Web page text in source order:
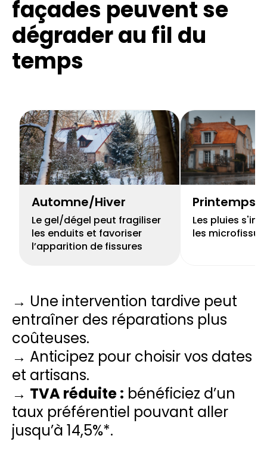
façades peuvent se
dégrader au fil du
temps
Automne/Hiver
Le gel/dégel peut fragiliser
les enduits et favoriser
l’apparition de fissures
Printemps
Les pluies
les
→ Une intervention tardive peut
entraîner des réparations plus
coûteuses.
→ Anticipez pour choisir vos dates
et artisans.
→ TVA réduite : bénéficiez d’un
taux préférentiel pouvant aller
jusqu’à 14,5%*.